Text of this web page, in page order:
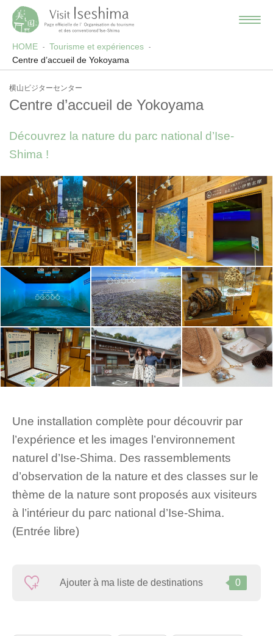
HOME
Tourisme et expériences
Centre d’accueil de Yokoyama
横山ビジターセンター
Centre d’accueil de Yokoyama
Découvrez la nature du parc national d’Ise-
Shima !
Une installation complète pour découvrir par
l’expérience et les images l’environnement
naturel d’Ise-Shima. Des rassemblements
d’observation de la nature et des classes sur le
thème de la nature sont proposés aux visiteurs
à l’intérieur du parc national d’Ise-Shima.
(Entrée libre)
Ajouter à ma liste de destinations 0